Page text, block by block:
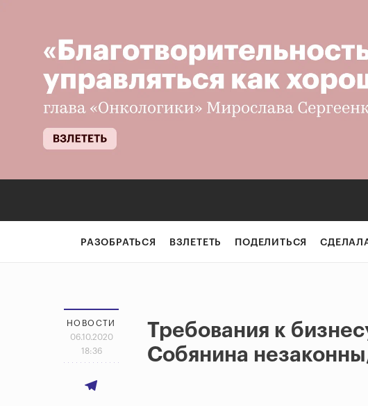
РАЗОБРАТЬСЯ ВЗЛЕТЕТЬ ПОДЕЛИТЬСЯ
НОВОСТИ
06.10.2020
18:36
Требования к
Собянина